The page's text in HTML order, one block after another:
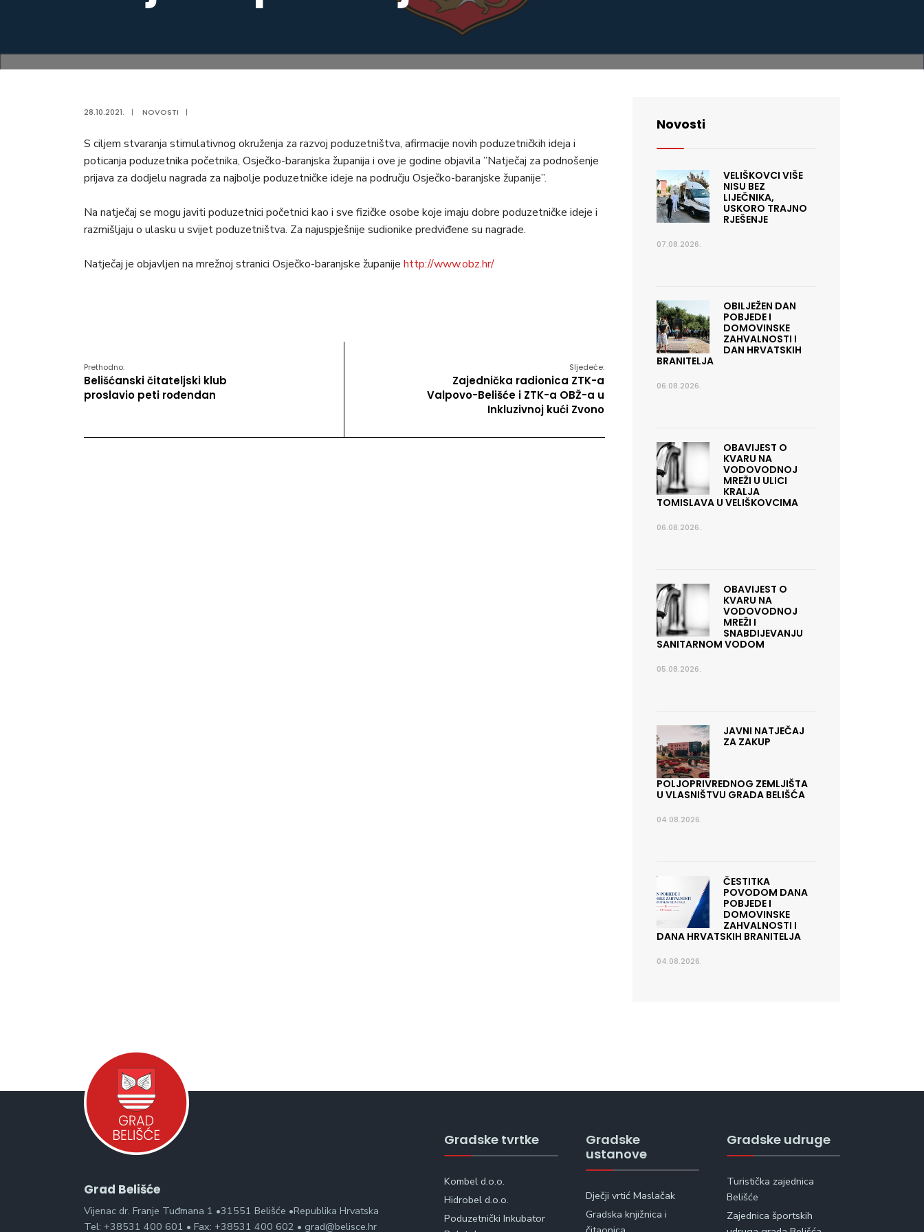
28.10.2021. | NOVOSTI |
S ciljem stvaranja stimulativnog okruženja za razvoj poduzetništva, afirmacije novih poduzetničkih ideja i
poticanja poduzetnika početnika, Osječko-baranjska županija i ove je godine objavila ”Natječaj za podnošenje
prijava za dodjelu nagrada za najbolje poduzetničke ideje na području Osječko-baranjske županije”.
Na natječaj se mogu javiti poduzetnici početnici kao i sve fizičke osobe koje imaju dobre poduzetničke ideje i
razmišljaju o ulasku u svijet poduzetništva. Za najuspješnije sudionike predviđene su nagrade.
Natječaj je objavljen na mrežnoj stranici Osječko-baranjske županije http://www.obz.hr/
Prethodno:
Belišćanski čitateljski klub
proslavio peti rođendan
Sljedeće:
Zajednička radionica ZTK-a
Valpovo-Belišće i ZTK-a OBŽ-a u
Inkluzivnoj kući Zvono
Novosti
VELIŠKOVCI VIŠE
NISU BEZ
LIJEČNIKA,
USKORO TRAJNO
RJEŠENJE
07.08.2026.
OBILJEŽEN DAN
POBJEDE I
DOMOVINSKE
ZAHVALNOSTI I
DAN HRVATSKIH
BRANITELJA
06.08.2026.
OBAVIJEST O
KVARU NA
VODOVODNOJ
MREŽI U ULICI
KRALJA
TOMISLAVA U VELIŠKOVCIMA
06.08.2026.
OBAVIJEST O
KVARU NA
VODOVODNOJ
MREŽI I
SNABDIJEVANJU
SANITARNOM VODOM
05.08.2026.
JAVNI NATJEČAJ
ZA ZAKUP
POLJOPRIVREDNOG ZEMLJIŠTA
U VLASNIŠTVU GRADA BELIŠĆA
04.08.2026.
ČESTITKA
POVODOM DANA
POBJEDE I
DOMOVINSKE
ZAHVALNOSTI I
DANA HRVATSKIH BRANITELJA
04.08.2026.
Grad Belišće
Vijenac dr. Franje Tuđmana 1 •31551 Belišće •Republika Hrvatska
Tel: +38531 400 601 • Fax: +38531 400 602 • grad@belisce.hr
Gradske tvrtke
Kombel d.o.o.
Hidrobel d.o.o.
Poduzetnički Inkubator
Gradske
ustanove
Dječji vrtić Maslačak
Gradska knjižnica i
Gradske udruge
Turistička zajednica
Belišće
Zajednica športskih